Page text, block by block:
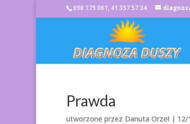
698 179 061, 41 357 57 34
Prawda
utworzone przez Danuta Orzeł | 12/